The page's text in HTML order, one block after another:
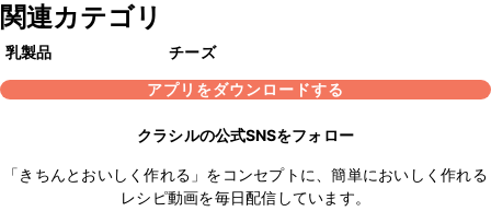
関連カテゴリ
乳製品
チーズ
アプリをダウンロードする
クラシルの公式SNSをフォロー
「きちんとおいしく作れる」をコンセプトに、簡単においしく作れる
レシピ動画を毎日配信しています。